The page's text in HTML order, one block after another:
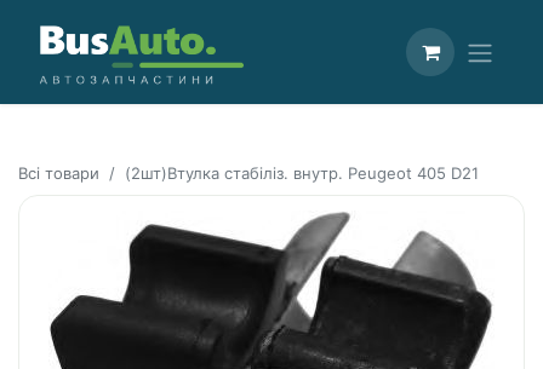
Всі товари (2шт)Втулка стабiлiз. внутр. Peugeot 405 D21